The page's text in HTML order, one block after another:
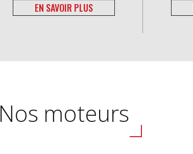
EN SAVOIR PLUS
Nos moteurs